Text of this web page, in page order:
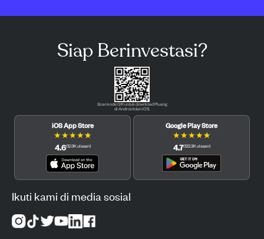
Siap Berinvestasi?
Scan kode QR untuk download Pluang
di Android dan iOS.
iOS App Store
★★★★★
4.6(12.3Kulasan)
Google Play Store
★★★★★
4.7(122.3Kulasan)
Ikuti kami di media sosial